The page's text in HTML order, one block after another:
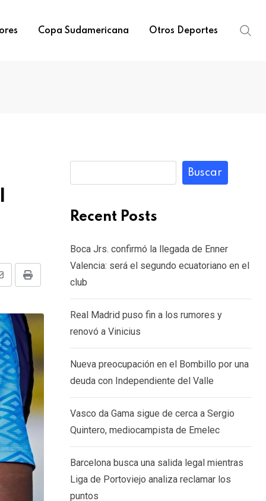
Copa Sudamericana Otros Deportes
Print
Buscar
Recent Posts
Boca Jrs. confirmó la llegada de Enner
Valencia: será el segundo ecuatoriano en el
club
Real Madrid puso fin a los rumores y
renovó a Vinicius
Nueva preocupación en el Bombillo por una
deuda con Independiente del Valle
Vasco da Gama sigue de cerca a Sergio
Quintero, mediocampista de Emelec
Barcelona busca una salida legal mientras
Liga de Portoviejo analiza reclamar los
puntos